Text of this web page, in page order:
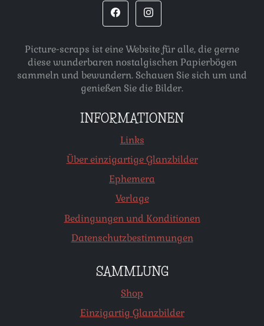
Picture-scraps ist eine Website für alle, die gerne
diese wunderbaren nostalgischen Papierbögen
sammeln und bewundern. Schauen Sie sich um und
genießen Sie die Bilder.
INFORMATIONEN
Links
Über einzigartige Glanzbilder
Ephemera
Verlage
Bedingungen und Konditionen
Datenschutzbestimmungen
SAMMLUNG
Shop
Einzigartig Glanzbilder